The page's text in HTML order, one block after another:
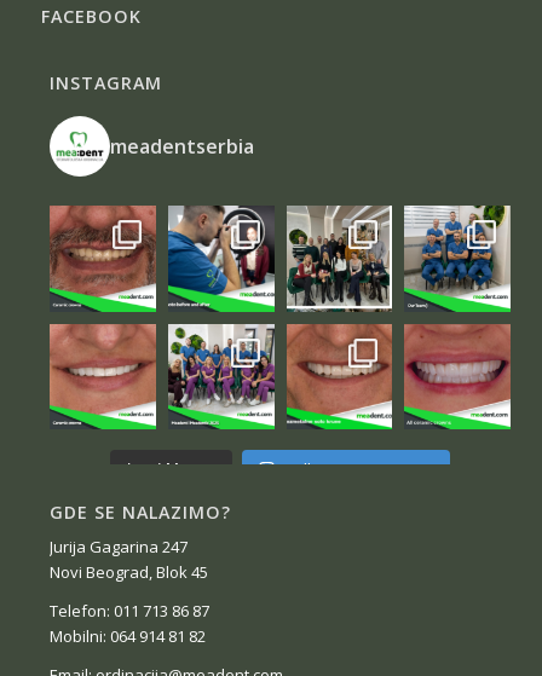
FACEBOOK
INSTAGRAM
meadentserbia
Load More... Follow on Instagram
GDE SE NALAZIMO?
Jurija Gagarina 247
Novi Beograd, Blok 45
Telefon: 011 713 86 87
Mobilni: 064 914 81 82